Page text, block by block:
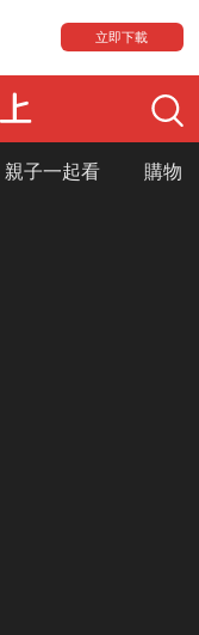
立即下載
親子一起看 購物